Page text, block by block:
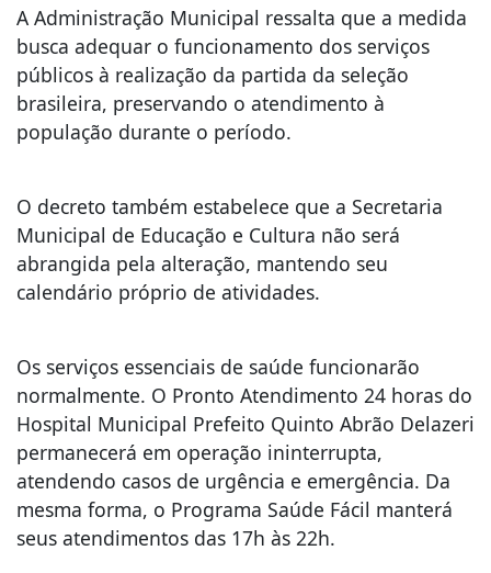
A Administração Municipal ressalta que a medida
busca adequar o funcionamento dos serviços
públicos à realização da partida da seleção
brasileira, preservando o atendimento à
população durante o período.
O decreto também estabelece que a Secretaria
Municipal de Educação e Cultura não será
abrangida pela alteração, mantendo seu
calendário próprio de atividades.
Os serviços essenciais de saúde funcionarão
normalmente. O Pronto Atendimento 24 horas do
Hospital Municipal Prefeito Quinto Abrão Delazeri
permanecerá em operação ininterrupta,
atendendo casos de urgência e emergência. Da
mesma forma, o Programa Saúde Fácil manterá
seus atendimentos das 17h às 22h.